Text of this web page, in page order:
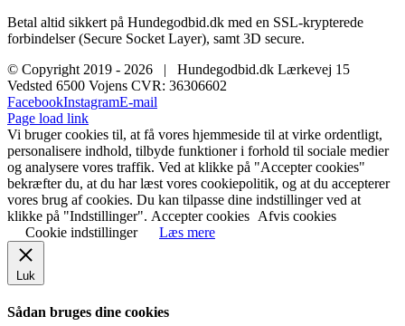
Betal altid sikkert på Hundegodbid.dk med en SSL-krypterede
forbindelser (Secure Socket Layer), samt 3D secure.
© Copyright 2019 - 2026 | Hundegodbid.dk Lærkevej 15
Vedsted 6500 Vojens CVR: 36306602
FacebookInstagramE-mail
Page load link
Vi bruger cookies til, at få vores hjemmeside til at virke ordentligt,
personalisere indhold, tilbyde funktioner i forhold til sociale medier
og analysere vores traffik. Ved at klikke på "Accepter cookies"
bekræfter du, at du har læst vores cookiepolitik, og at du accepterer
vores brug af cookies. Du kan tilpasse dine indstillinger ved at
klikke på "Indstillinger". Accepter cookies Afvis cookies
Cookie indstillinger
Læs mere
Luk
Sådan bruges dine cookies